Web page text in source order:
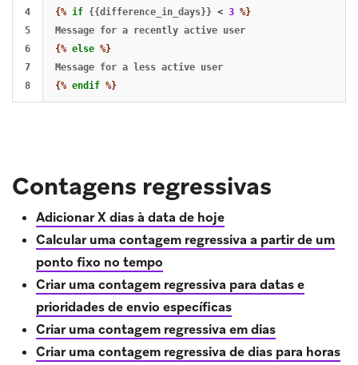
4
5
6
7
{% if {{difference_in_days}} < 3 %}
{% else %}
{% endif %}
Contagens regressivas
Adicionar X dias à data de hoje
Calcular uma contagem regressiva a partir de um
ponto fixo no tempo
Criar uma contagem regressiva para datas e
prioridades de envio específicas
Criar uma contagem regressiva em dias
Criar uma contagem regressiva de dias para horas